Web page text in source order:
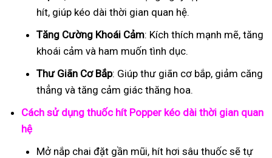
hít, giúp kéo dài thời gian quan hệ.
Tăng Cường Khoái Cảm: Kích thích mạnh mẽ, tăng
khoái cảm và ham muốn tình dục.
Thư Giãn Cơ Bắp: Giúp thư giãn cơ bắp, giảm căng
thẳng và tăng cảm giác thăng hoa.
Cách sử dụng thuốc hít Popper kéo dài thời gian quan
hệ
Mở nắp chai đặt gần mũi, hít hơi sâu thuốc sẽ tự